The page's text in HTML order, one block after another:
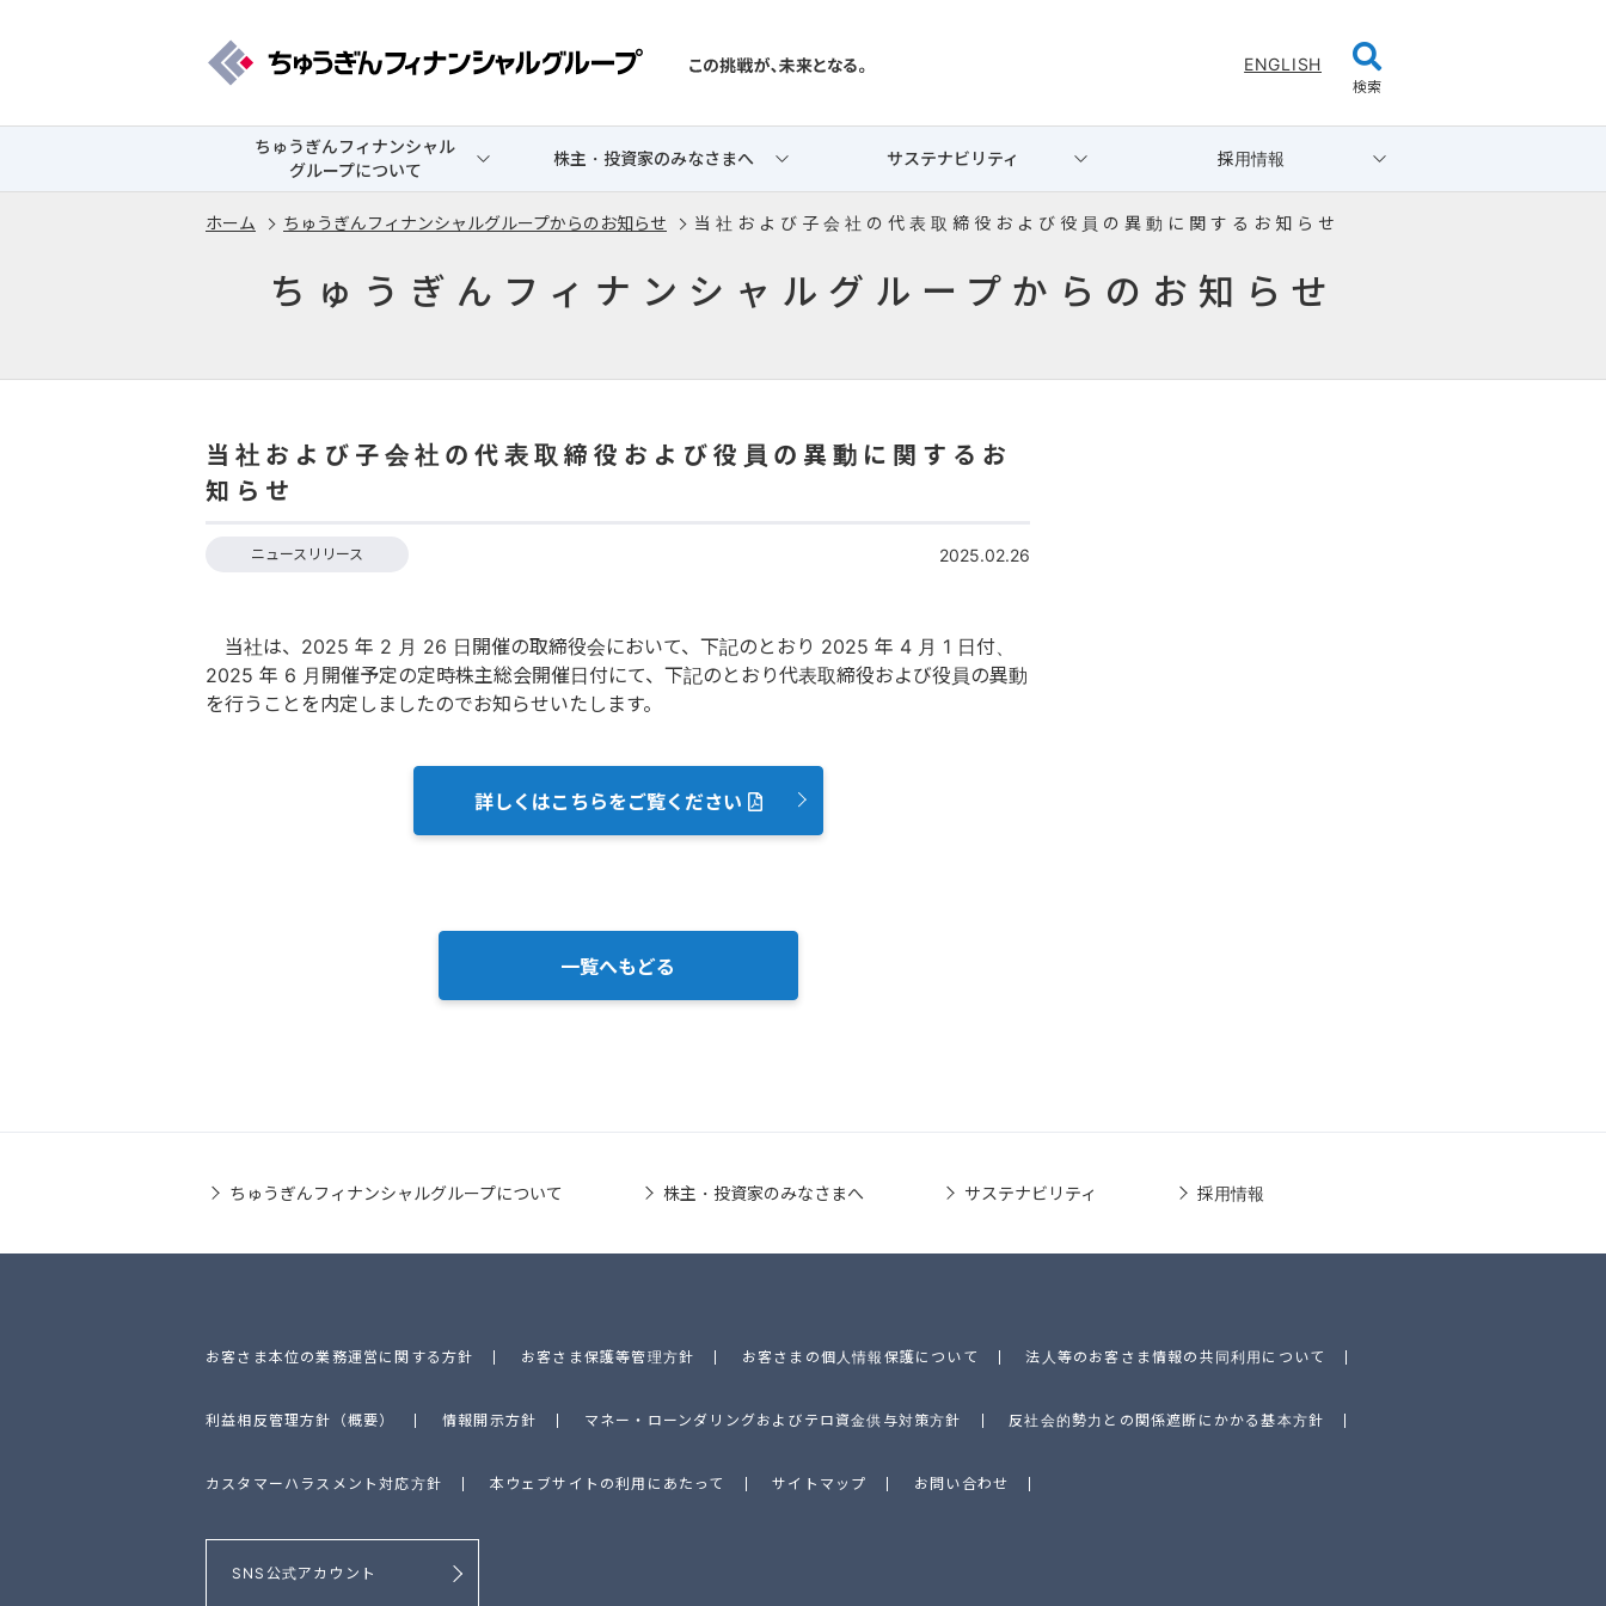
ENGLISH
検索
ちゅうぎんフィナンシャル
グループについて
株主・投資家のみなさまへ サステナビリティ 採用情報
ホーム ちゅうぎんフィナンシャルグループからのお知らせ 当 社 お よ び 子 会 社 の 代 表 取 締 役 お よ び 役 員 の 異 動 に 関 す る お 知 ら せ
ちゅうぎんフィナンシャルグループからのお知らせ
当 社 お よ び 子 会 社 の 代 表 取 締 役 お よ び 役 員 の 異 動 に 関 す る お
知 ら せ
ニュースリリース 2025.02.26
当社は、2025 年 2 月 26 日開催の取締役会において、下記のとおり 2025 年 4 月 1 日付、
2025 年 6 月開催予定の定時株主総会開催日付にて、下記のとおり代表取締役および役員の異動
を行うことを内定しましたのでお知らせいたします。
詳しくはこちらをご覧ください
一覧へもどる
ちゅうぎんフィナンシャルグループについて 株主・投資家のみなさまへ サステナビリティ 採用情報
お客さま本位の業務運営に関する方針 お客さま保護等管理方針 お客さまの個人情報保護について 法人等のお客さま情報の共同利用について
利益相反管理方針（概要） 情報開示方針 マネー・ローンダリングおよびテロ資金供与対策方針 反社会的勢力との関係遮断にかかる基本方針
カスタマーハラスメント対応方針 本ウェブサイトの利用にあたって サイトマップ お問い合わせ
SNS公式アカウント